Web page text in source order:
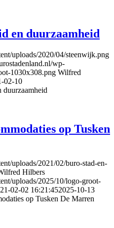
en duurzaamheid
uploads/2020/04/steenwijk.png
wp-
1030x308.png Wilfred
02-10
duurzaamheid
op Tusken
uploads/2021/02/buro-stad-en-
Hilbers
uploads/2025/10/logo-groot-
02-02 16:21:452025-10-13
op Tusken De Marren